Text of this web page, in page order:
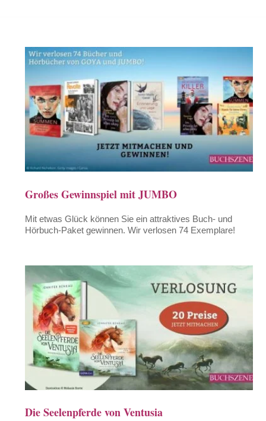
Großes Gewinnspiel mit JUMBO
Mit etwas Glück können Sie ein attraktives Buch- und
Hörbuch-Paket gewinnen. Wir verlosen 74 Exemplare!
Die Seelenpferde von Ventusia